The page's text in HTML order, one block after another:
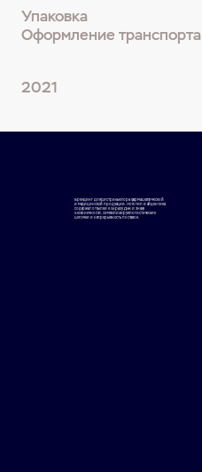
Упаковка
Оформление транспорта
2021